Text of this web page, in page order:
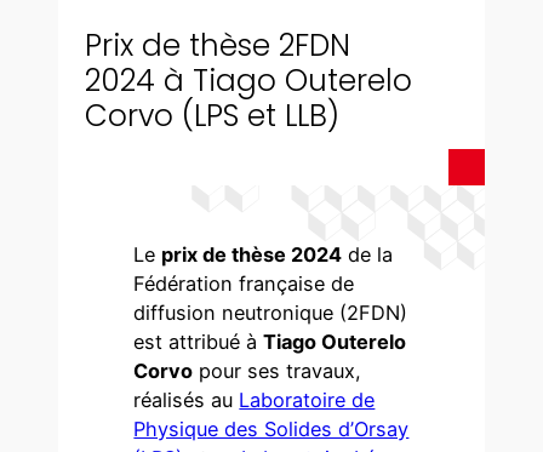
Prix de thèse 2FDN
2024 à Tiago Outerelo
Corvo (LPS et LLB)
Le prix de thèse 2024 de la
Fédération française de
diffusion neutronique (2FDN)
est attribué àTiago Outerelo
Corvo pour ses travaux,
réalisés au Laboratoire de
Physique des Solides d’Orsay